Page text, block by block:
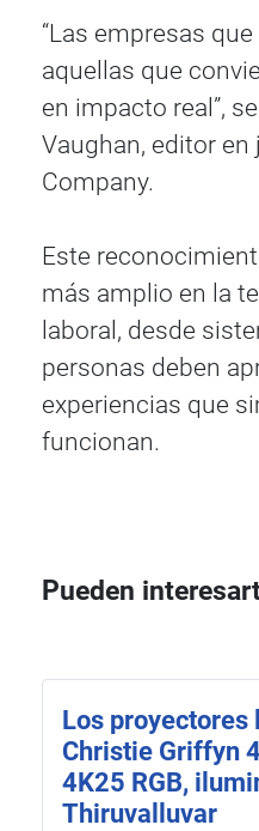
“Las empresas
aquellas que
en impacto real”,
Vaughan, editor en
Company.
Este
más amplio en la
laboral, desde
personas deben
experiencias que
funcionan.
Pueden
Los proyectores
Christie Griffyn
4K25 RGB,
Thiruvalluvar